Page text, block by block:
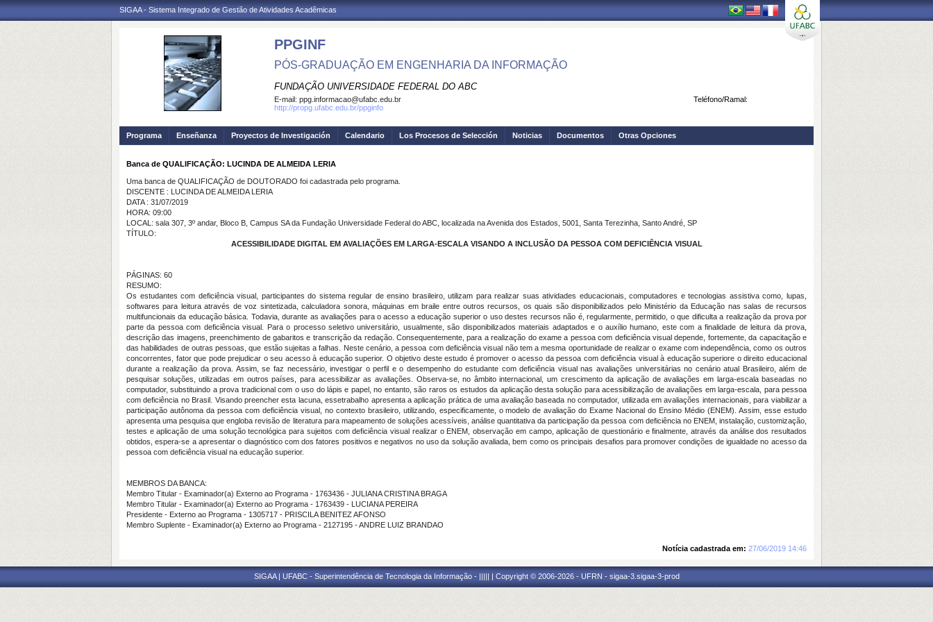
SIGAA - Sistema Integrado de Gestão de Atividades Acadêmicas
PPGINF
PÓS-GRADUAÇÃO EM ENGENHARIA DA INFORMAÇÃO
FUNDAÇÃO UNIVERSIDADE FEDERAL DO ABC
Teléfono/Ramal:
E-mail: ppg.informacao@ufabc.edu.br
http://propg.ufabc.edu.br/ppginfo
Programa Enseñanza Proyectos de Investigación Calendario Los Procesos de Selección Noticias Documentos Otras Opciones
Banca de QUALIFICAÇÃO: LUCINDA DE ALMEIDA LERIA
Uma banca de QUALIFICAÇÃO de DOUTORADO foi cadastrada pelo programa.
DISCENTE : LUCINDA DE ALMEIDA LERIA
DATA : 31/07/2019
HORA: 09:00
LOCAL: sala 307, 3º andar, Bloco B, Campus SA da Fundação Universidade Federal do ABC, localizada na Avenida dos Estados, 5001, Santa Terezinha, Santo André, SP
TÍTULO:
ACESSIBILIDADE DIGITAL EM AVALIAÇÕES EM LARGA-ESCALA VISANDO A INCLUSÃO DA PESSOA COM DEFICIÊNCIA VISUAL
PÁGINAS: 60
RESUMO:
Os estudantes com deficiência visual, participantes do sistema regular de ensino brasileiro, utilizam para realizar suas atividades educacionais, computadores e tecnologias assistiva como, lupas,
softwares para leitura através de voz sintetizada, calculadora sonora, máquinas em braile entre outros recursos, os quais são disponibilizados pelo Ministério da Educação nas salas de recursos
multifuncionais da educação básica. Todavia, durante as avaliações para o acesso a educação superior o uso destes recursos não é, regularmente, permitido, o que dificulta a realização da prova por
parte da pessoa com deficiência visual. Para o processo seletivo universitário, usualmente, são disponibilizados materiais adaptados e o auxílio humano, este com a finalidade de leitura da prova,
descrição das imagens, preenchimento de gabaritos e transcrição da redação. Consequentemente, para a realização do exame a pessoa com deficiência visual depende, fortemente, da capacitação e
das habilidades de outras pessoas, que estão sujeitas a falhas. Neste cenário, a pessoa com deficiência visual não tem a mesma oportunidade de realizar o exame com independência, como os outros
concorrentes, fator que pode prejudicar o seu acesso à educação superior. O objetivo deste estudo é promover o acesso da pessoa com deficiência visual à educação superiore o direito educacional
durante a realização da prova. Assim, se faz necessário, investigar o perfil e o desempenho do estudante com deficiência visual nas avaliações universitárias no cenário atual Brasileiro, além de
pesquisar soluções, utilizadas em outros países, para acessibilizar as avaliações. Observa-se, no âmbito internacional, um crescimento da aplicação de avaliações em larga-escala baseadas no
computador, substituindo a prova tradicional com o uso do lápis e papel, no entanto, são raros os estudos da aplicação desta solução para acessibilização de avaliações em larga-escala, para pessoa
com deficiência no Brasil. Visando preencher esta lacuna, essetrabalho apresenta a aplicação prática de uma avaliação baseada no computador, utilizada em avaliações internacionais, para viabilizar a
participação autônoma da pessoa com deficiência visual, no contexto brasileiro, utilizando, especificamente, o modelo de avaliação do Exame Nacional do Ensino Médio (ENEM). Assim, esse estudo
apresenta uma pesquisa que engloba revisão de literatura para mapeamento de soluções acessíveis, análise quantitativa da participação da pessoa com deficiência no ENEM, instalação, customização,
testes e aplicação de uma solução tecnológica para sujeitos com deficiência visual realizar o ENEM, observação em campo, aplicação de questionário e finalmente, através da análise dos resultados
obtidos, espera-se a apresentar o diagnóstico com dos fatores positivos e negativos no uso da solução avaliada, bem como os principais desafios para promover condições de igualdade no acesso da
pessoa com deficiência visual na educação superior.
MEMBROS DA BANCA:
Membro Titular - Examinador(a) Externo ao Programa - 1763436 - JULIANA CRISTINA BRAGA
Membro Titular - Examinador(a) Externo ao Programa - 1763439 - LUCIANA PEREIRA
Presidente - Externo ao Programa - 1305717 - PRISCILA BENITEZ AFONSO
Membro Suplente - Examinador(a) Externo ao Programa - 2127195 - ANDRE LUIZ BRANDAO
Notícia cadastrada em: 27/06/2019 14:46
SIGAA | UFABC - Superintendência de Tecnologia da Informação - ||||| | Copyright © 2006-2026 - UFRN - sigaa-3.sigaa-3-prod